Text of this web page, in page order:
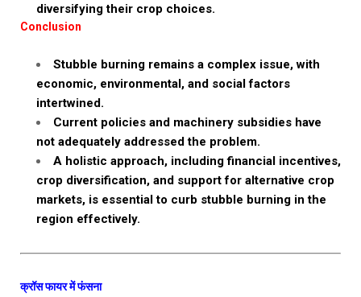
diversifying their crop choices.
Conclusion
Stubble burning remains a complex issue, with
economic, environmental, and social factors
intertwined.
Current policies and machinery subsidies have
not adequately addressed the problem.
A holistic approach, including financial incentives,
crop diversification, and support for alternative crop
markets, is essential to curb stubble burning in the
region effectively.
क्रॉस फायर में फंसना